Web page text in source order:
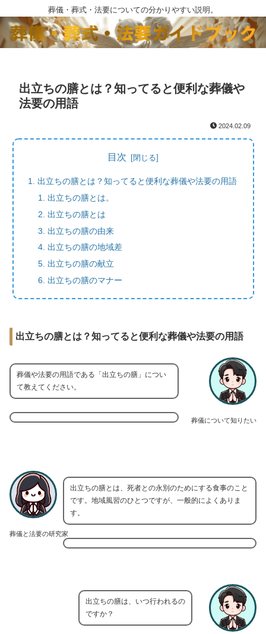
葬儀・葬式・法要についての分かりやすい説明。
出立ちの膳とは？知ってると便利な葬儀や
法要の用語
2024.02.09
目次
出立ちの膳とは？知ってると便利な葬儀や法要の用語
出立ちの膳とは。
出立ちの膳とは
出立ちの膳の由来
出立ちの膳の地域差
出立ちの膳の献立
出立ちの膳のマナー
出立ちの膳とは？知ってると便利な葬儀や法要の用語
葬儀について知りたい
葬儀や法要の用語である「出立ちの膳」につい
て教えてください。
葬儀と法要の研究家
出立ちの膳とは、死者との永別のためにする食事のこと
です。地域風習のひとつですが、一般的によくありま
す。
出立ちの膳は、いつ行われるの
ですか？